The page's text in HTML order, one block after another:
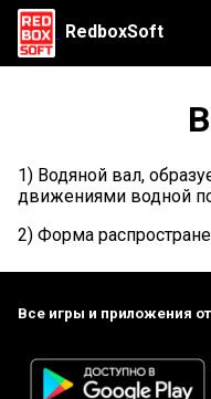
RedboxSoft
1) Водяной вал,
движениями водной
2) Форма
Все игры и приложения